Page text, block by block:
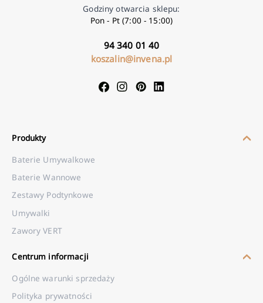
Godziny otwarcia sklepu:
Pon - Pt (7:00 - 15:00)
94 340 01 40
koszalin@invena.pl
Produkty
Baterie Umywalkowe
Baterie Wannowe
Zestawy Podtynkowe
Umywalki
Zawory VERT
Centrum informacji
Ogólne warunki sprzedaży
Polityka prywatności